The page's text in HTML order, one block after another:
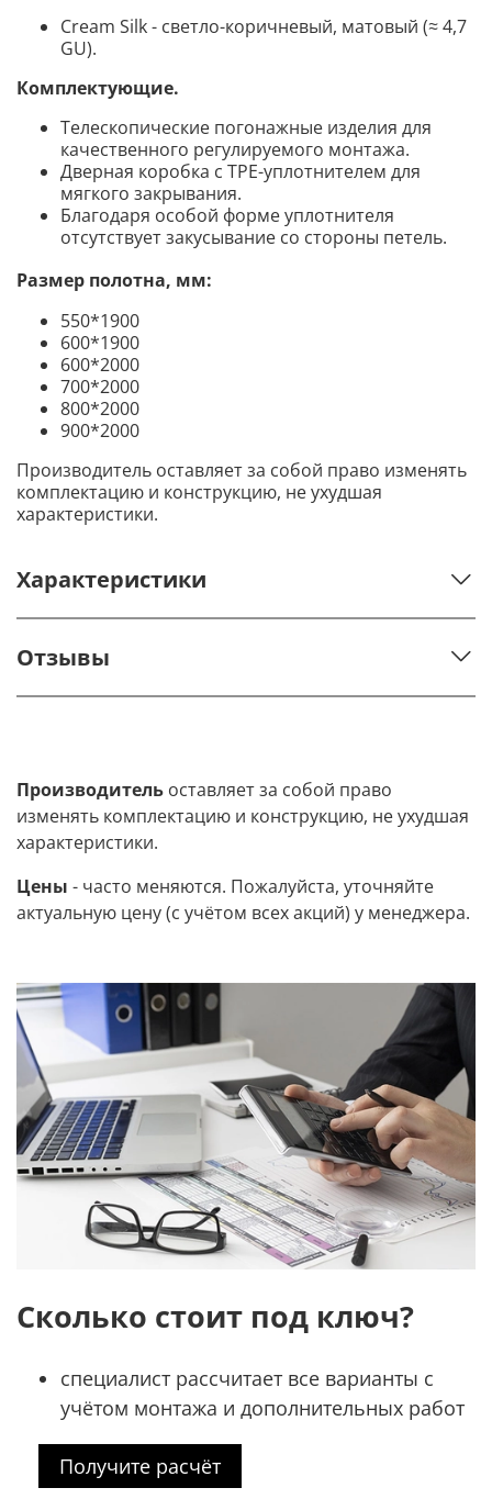
Cream Silk - светло-коричневый, матовый (≈ 4,7
GU).
Комплектующие.
Телескопические погонажные изделия для
качественного регулируемого монтажа.
Дверная коробка с TPE-уплотнителем для
мягкого закрывания.
Благодаря особой форме уплотнителя
отсутствует закусывание со стороны петель.
Размер полотна, мм:
550*1900
600*1900
600*2000
700*2000
800*2000
900*2000
Производитель оставляет за собой право изменять
комплектацию и конструкцию, не ухудшая
характеристики.
Характеристики
Отзывы
Производитель оставляет за собой право
изменять комплектацию и конструкцию, не ухудшая
характеристики.
Цены - часто меняются. Пожалуйста, уточняйте
актуальную цену (с учётом всех акций) у менеджера.
Сколько стоит под ключ?
специалист рассчитает все варианты с
учётом монтажа и дополнительных работ
Получите расчёт